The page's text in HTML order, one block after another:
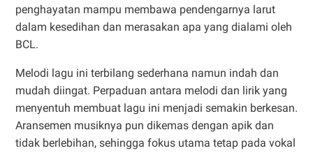
penghayatan mampu membawa pendengarnya larut
dalam kesedihan dan merasakan apa yang dialami oleh
BCL.
Melodi lagu ini terbilang sederhana namun indah dan
mudah diingat. Perpaduan antara melodi dan lirik yang
menyentuh membuat lagu ini menjadi semakin berkesan.
Aransemen musiknya pun dikemas dengan apik dan
tidak berlebihan, sehingga fokus utama tetap pada vokal